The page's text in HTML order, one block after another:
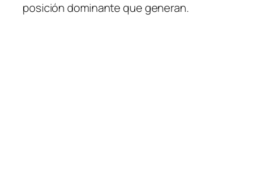
posición dominante que generan.